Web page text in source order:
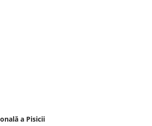
a Pisicii